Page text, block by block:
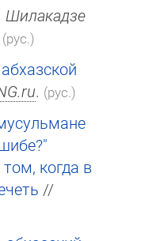
(рус.)
. (рус.)
когда в
//